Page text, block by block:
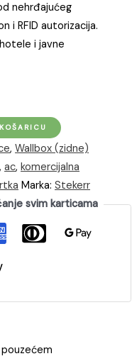
nehrđajućeg
i RFID autorizacija.
i javne
,Wallbox (zidne)
,ac,komercijalna
Marka:Stekerr
svim karticama